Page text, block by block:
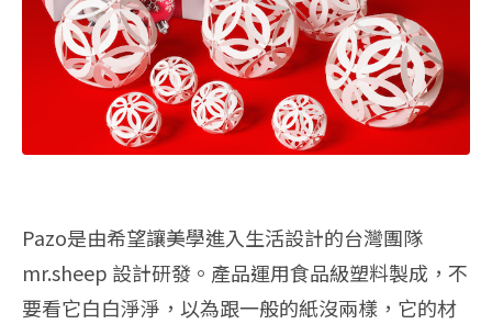
Pazo是由希望讓美學進入生活設計的台灣團隊
mr.sheep 設計研發。產品運用食品級塑料製成，不
要看它白白淨淨，以為跟一般的紙沒兩樣，它的材